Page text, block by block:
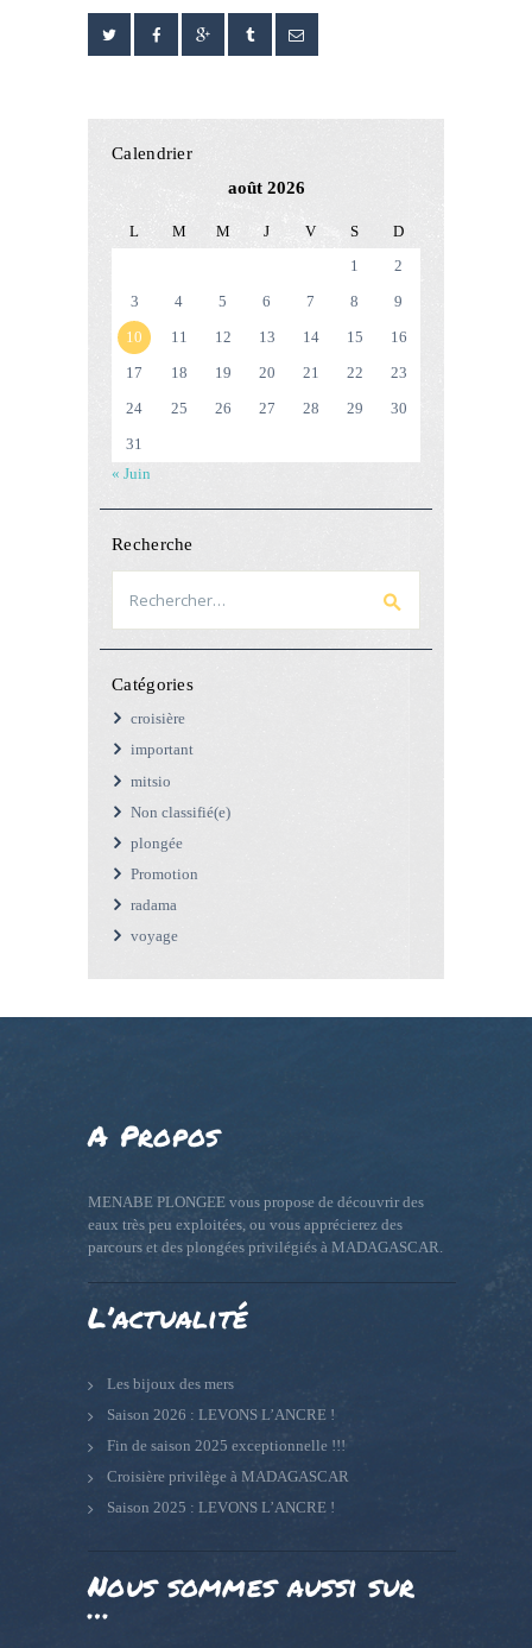
Calendrier
août 2026
L M M J V S
D
1
2
3
4 5 6 7 8
9
10
11 12 13 14 15
16
17
18 19 20 21 22
23
24
25 26 27 28 29
30
31
« Juin
Recherche
Catégories
croisière
important
mitsio
Non classifié(e)
plongée
Promotion
radama
voyage
A Propos
MENABE PLONGEE vous propose de découvrir des
eaux très peu exploitées, ou vous apprécierez des
parcours et des plongées privilégiés à MADAGASCAR.
L’actualité
Les bijoux des mers
Saison 2026 : LEVONS L’ANCRE !
Fin de saison 2025 exceptionnelle !!!
Croisière privilège à MADAGASCAR
Saison 2025 : LEVONS L’ANCRE !
Nous sommes aussi sur
…